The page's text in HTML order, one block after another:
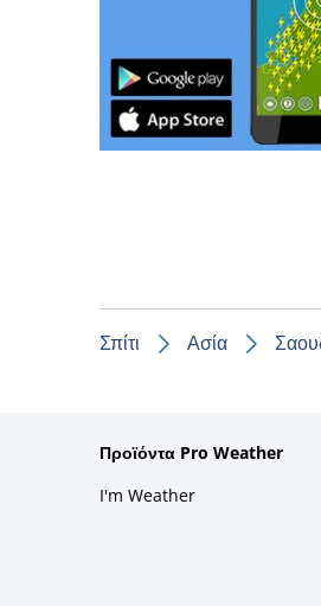
Σπίτι Ασία
Προϊόντα Pro Weather
I'm Weather